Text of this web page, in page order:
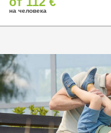
на человека